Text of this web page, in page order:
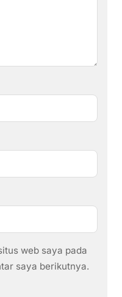
web saya pada
saya berikutnya.